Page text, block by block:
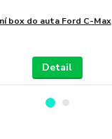
box do auta Ford C-Max
Detail